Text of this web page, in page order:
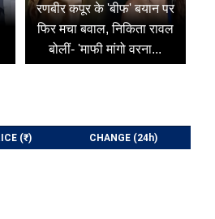
रणबीर कपूर के 'बीफ' बयान पर
फिर मचा बवाल, निकिता रावल
बोलीं- 'माफी मांगो वरना...